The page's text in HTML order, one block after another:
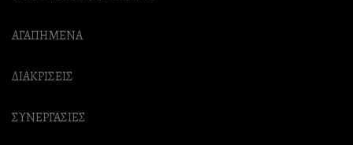
ΑΓΑΠΗΜΕΝΑ
ΔΙΑΚΡΙΣΕΙΣ
ΣΥΝΕΡΓΑΣΙΕΣ